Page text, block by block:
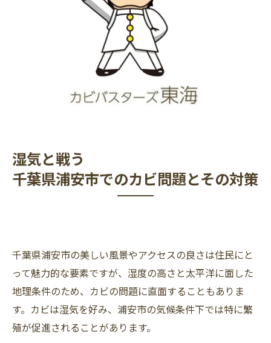
湿気と戦う
千葉県浦安市でのカビ問題とその対策
千葉県浦安市の美しい風景やアクセスの良さは住民にと
って魅力的な要素ですが、湿度の高さと太平洋に面した
地理条件のため、カビの問題に直面することもありま
す。カビは湿気を好み、浦安市の気候条件下では特に繁
殖が促進されることがあります。